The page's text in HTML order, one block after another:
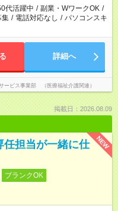
により、短時間・短期間の就
す
代活躍中 / 副業・WワークOK /
集 / 電話対応なし / パソコンスキ
詳細へ
ービス事業部 （医療福祉介護関連）
掲載日：2026.08.09
NEW
任担当が一緒に仕
ブランクOK